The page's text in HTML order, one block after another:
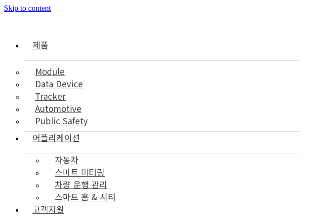
Skip to content
제품
Module
Data Device
Tracker
Automotive
Public Safety
어플리케이션
자동차
스마트 미터링
차량 운행 관리
스마트 홈 & 시티
고객지원